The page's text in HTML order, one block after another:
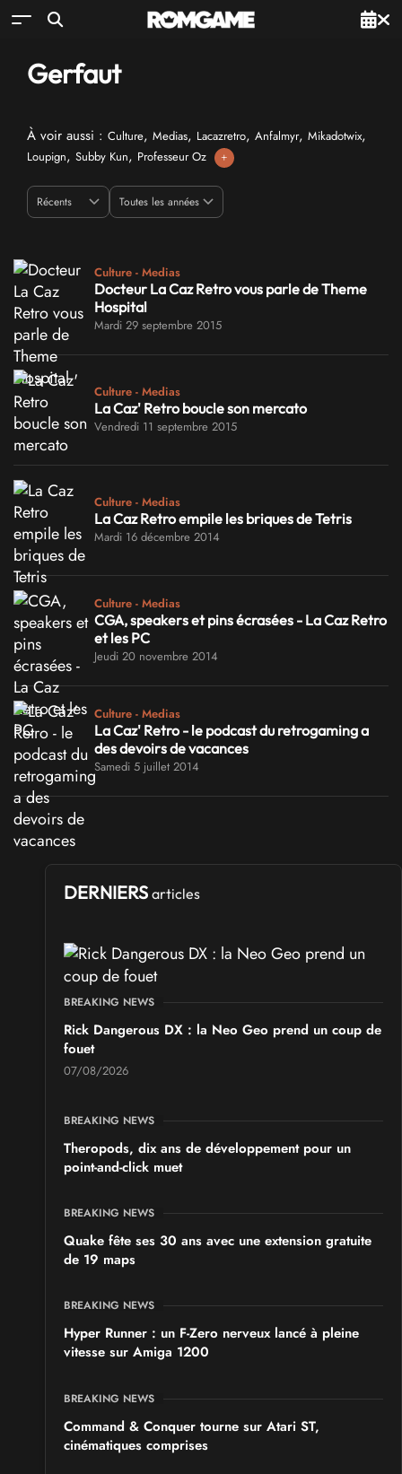
Gerfaut
À voir aussi : Culture, Medias, Lacazretro, Anfalmyr, Mikadotwix,
Loupign, Subby Kun, Professeur Oz +
Culture - Medias
Docteur La Caz Retro vous parle de Theme
Hospital
Mardi 29 septembre 2015
Culture - Medias
La Caz' Retro boucle son mercato
Vendredi 11 septembre 2015
Culture - Medias
La Caz Retro empile les briques de Tetris
Mardi 16 décembre 2014
Culture - Medias
CGA, speakers et pins écrasées - La Caz Retro
et les PC
Jeudi 20 novembre 2014
Culture - Medias
La Caz' Retro - le podcast du retrogaming a
des devoirs de vacances
Samedi 5 juillet 2014
DERNIERS articles
BREAKING NEWS
Rick Dangerous DX : la Neo Geo prend un coup de
fouet
07/08/2026
BREAKING NEWS
Theropods, dix ans de développement pour un
point-and-click muet
BREAKING NEWS
Quake fête ses 30 ans avec une extension gratuite
de 19 maps
BREAKING NEWS
Hyper Runner : un F-Zero nerveux lancé à pleine
vitesse sur Amiga 1200
BREAKING NEWS
Command & Conquer tourne sur Atari ST,
cinématiques comprises